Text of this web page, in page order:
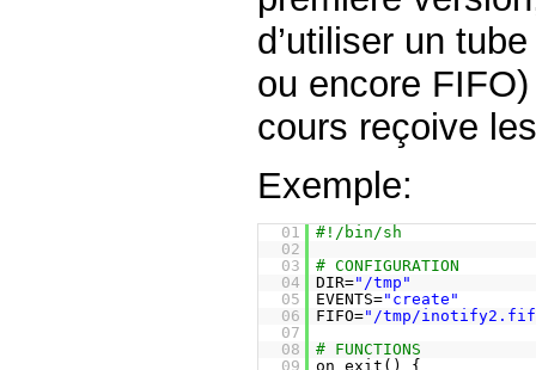
d’utiliser un
ou encore
cours reçoive
Exemple:
01
#!/bin/sh
02
03
# CONFIGURATION
04
DIR="/tmp"
05
EVENTS="create"
06
FIFO="/tmp/
07
08
# FUNCTIONS
09
on_exit() {